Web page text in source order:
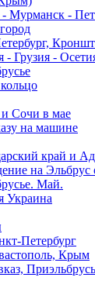
- Мурманск -
- Грузия -
и Сочи в мае
на машине
край и
на Эльбрус
Май.
Украина
Петербург
Крым